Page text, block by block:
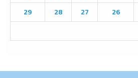
26
27
28
29